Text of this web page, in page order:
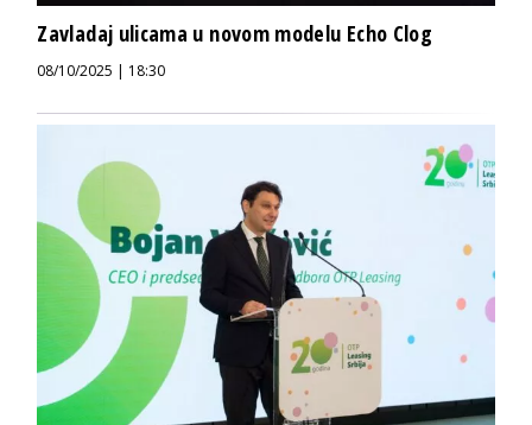
Zavladaj ulicama u novom modelu Echo Clog
08/10/2025 | 18:30